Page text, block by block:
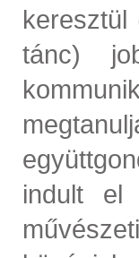
keresztül
tánc)
indult el